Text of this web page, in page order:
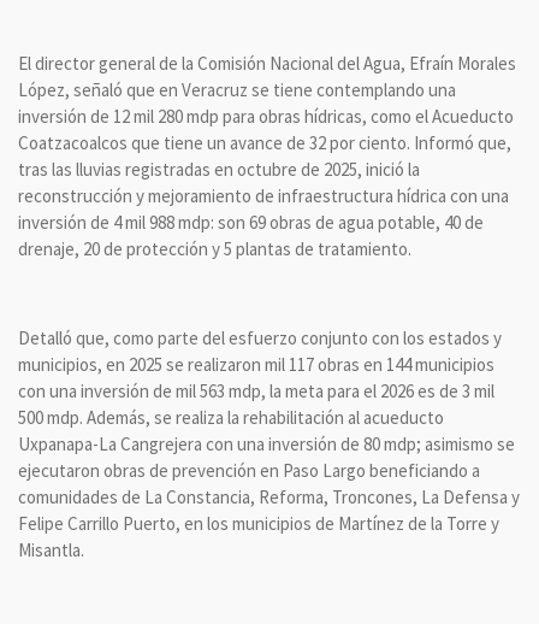
El director general de la Comisión Nacional del Agua, Efraín Morales
López, señaló que en Veracruz se tiene contemplando una
inversión de 12 mil 280 mdp para obras hídricas, como el Acueducto
Coatzacoalcos que tiene un avance de 32 por ciento. Informó que,
tras las lluvias registradas en octubre de 2025, inició la
reconstrucción y mejoramiento de infraestructura hídrica con una
inversión de 4 mil 988 mdp: son 69 obras de agua potable, 40 de
drenaje, 20 de protección y 5 plantas de tratamiento.
Detalló que, como parte del esfuerzo conjunto con los estados y
municipios, en 2025 se realizaron mil 117 obras en 144 municipios
con una inversión de mil 563 mdp, la meta para el 2026 es de 3 mil
500 mdp. Además, se realiza la rehabilitación al acueducto
Uxpanapa-La Cangrejera con una inversión de 80 mdp; asimismo se
ejecutaron obras de prevención en Paso Largo beneficiando a
comunidades de La Constancia, Reforma, Troncones, La Defensa y
Felipe Carrillo Puerto, en los municipios de Martínez de la Torre y
Misantla.